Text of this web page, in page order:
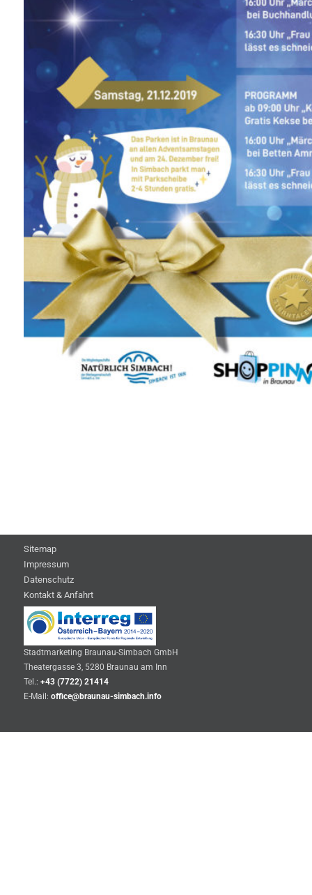
Sitemap
Impressum
Datenschutz
Kontakt & Anfahrt
Stadtmarketing Braunau-Simbach GmbH
Theatergasse 3, 5280 Braunau am Inn
Tel.: +43 (7722) 21414
E-Mail: office@braunau-simbach.info